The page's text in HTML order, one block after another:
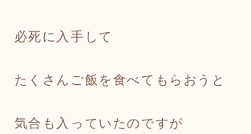
必死に入手して
たくさんご飯を食べてもらおうと
気合も入っていたのですが